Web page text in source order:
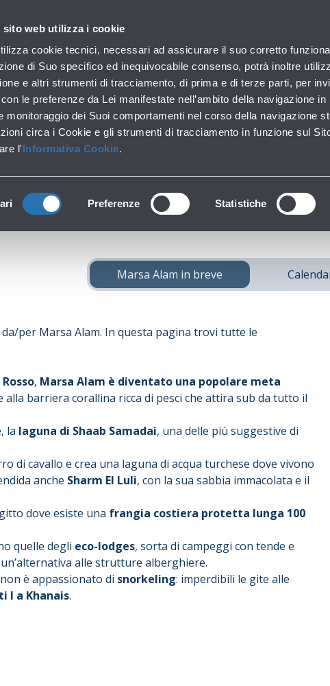
sito web utilizza i cookie
cookie tecnici, necessari ad assicurare il suo corretto
di Suo specifico ed inequivocabile consenso, potrà inoltre
e altri strumenti di tracciamento, di prima e di terze parti, per
le preferenze da Lei manifestate nell’ambito della navigazione
monitoraggio dei Suoi comportamenti nel corso della navigazione
circa i Cookie e gli strumenti di tracciamento in funzione sul
l'Informativa Cookie.
Preferenze Statistiche
destinazioni e info
Parcheggi
Soste brevi e lunghe
Da e per l'aeroporto
Trasporti pubblici e auto
Marsa
Marsa Alam in breve
per Marsa Alam. In questa pagina trovi tutte le
, Marsa Alam è diventato una popolare meta
alla barriera corallina ricca di pesci che attira sub da tutto il
la laguna di Shaab Samadai, una delle più suggestive di
di cavallo e crea una laguna di acqua turchese dove vivono
anche Sharm El Luli, con la sua sabbia immacolata e il
dove esiste una frangia costiera protetta lunga 100
quelle degli eco-lodges, sorta di campeggi con tende e
alle strutture alberghiere.
è appassionato di snorkeling: imperdibili le gite alle
I a Khanais.